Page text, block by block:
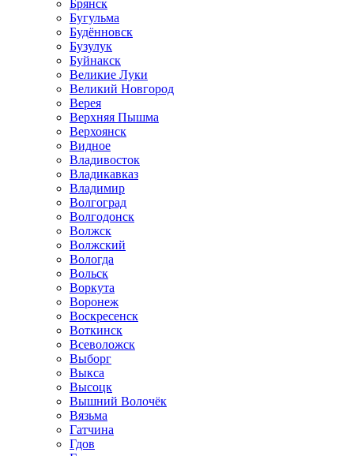
Брянск
Бугульма
Будённовск
Бузулук
Буйнакск
Великие Луки
Великий Новгород
Верея
Верхняя Пышма
Верхоянск
Видное
Владивосток
Владикавказ
Владимир
Волгоград
Волгодонск
Волжск
Волжский
Вологда
Вольск
Воркута
Воронеж
Воскресенск
Воткинск
Всеволожск
Выборг
Выкса
Высоцк
Вышний Волочёк
Вязьма
Гатчина
Гдов